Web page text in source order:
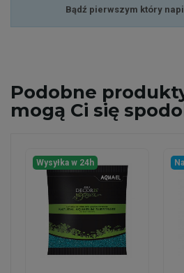
Bądź pierwszym który
Podobne
mogą Ci się
Wysyłka w 24h